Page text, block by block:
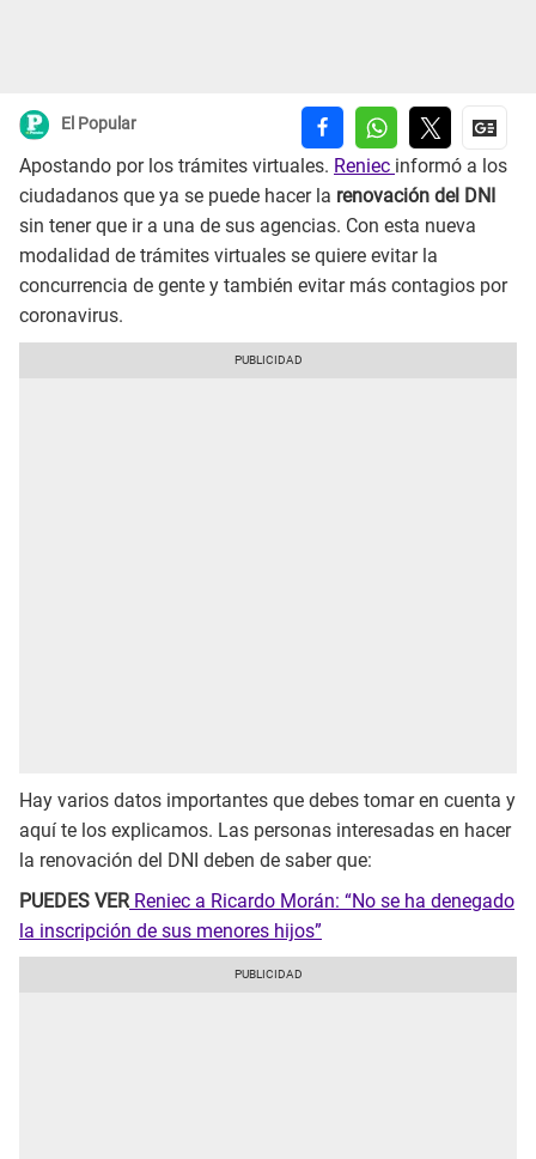
El Popular
Apostando por los trámites virtuales. Reniec informó a los
ciudadanos que ya se puede hacer la renovación del DNI
sin tener que ir a una de sus agencias. Con esta nueva
modalidad de trámites virtuales se quiere evitar la
concurrencia de gente y también evitar más contagios por
coronavirus.
Hay varios datos importantes que debes tomar en cuenta y
aquí te los explicamos. Las personas interesadas en hacer
la renovación del DNI deben de saber que:
PUEDES VERReniec a Ricardo Morán: “No se ha denegado
la inscripción de sus menores hijos”